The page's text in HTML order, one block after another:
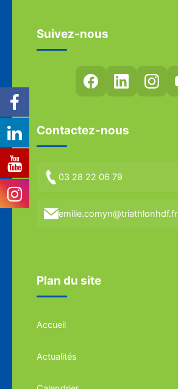
Suivez-nous
Contactez-nous
03 28 22 06 79
emilie.comyn@triathlonhdf.fr
Plan du site
Accueil
Actualités